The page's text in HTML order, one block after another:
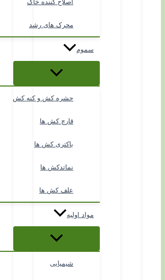
اصلاح کننده خاک
محرک های رشد
سموم
حشره کش و کنه کش
قارچ کش ها
باکتری کش ها
نماتدکش ها
علف کش ها
مواد اولیه
شیمیایی